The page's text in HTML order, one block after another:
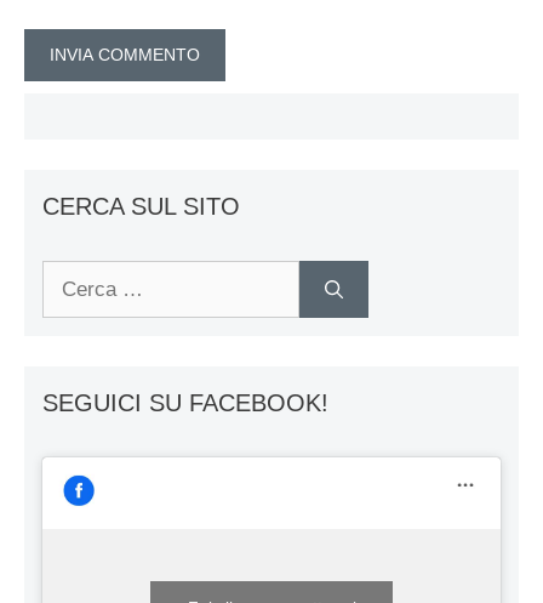
CERCA SUL SITO
Ricerca
SEGUICI SU FACEBOOK!